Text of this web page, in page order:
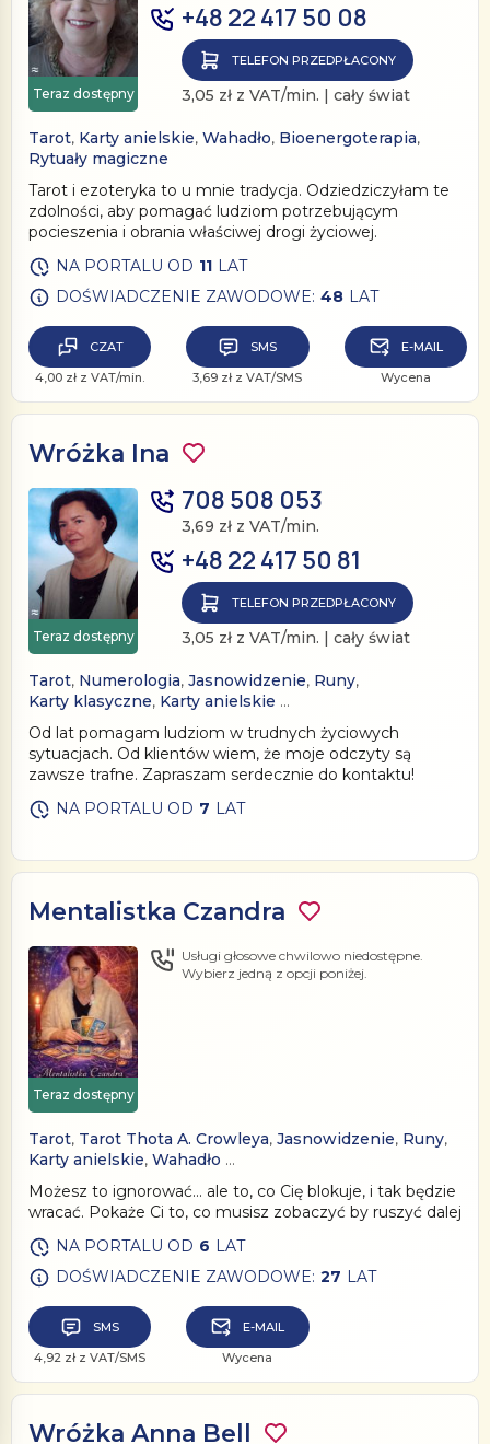
Teraz dostępny
+48 22 417 50 08
TELEFON PRZEDPŁACONY
3,05 zł z VAT/min. | cały świat
CZAT
4,00 zł z VAT/min.
SMS
3,69 zł z VAT/SMS
E-MAIL
Wycena
Tarot, Karty anielskie, Wahadło, Bioenergoterapia,
Rytuały magiczne
Tarot i ezoteryka to u mnie tradycja. Odziedziczyłam te
zdolności, aby pomagać ludziom potrzebującym
pocieszenia i obrania właściwej drogi życiowej.
NA PORTALU OD 11 LAT
DOŚWIADCZENIE ZAWODOWE: 48 LAT
Wróżka Ina
Teraz dostępny
708 508 053
3,69 zł z VAT/min.
+48 22 417 50 81
TELEFON PRZEDPŁACONY
3,05 zł z VAT/min. | cały świat
Tarot, Numerologia, Jasnowidzenie, Runy,
Karty klasyczne, Karty anielskie …
Od lat pomagam ludziom w trudnych życiowych
sytuacjach. Od klientów wiem, że moje odczyty są
zawsze trafne. Zapraszam serdecznie do kontaktu!
NA PORTALU OD 7 LAT
Mentalistka Czandra
Teraz dostępny
Usługi głosowe chwilowo niedostępne.
Wybierz jedną z opcji poniżej.
SMS
4,92 zł z VAT/SMS
E-MAIL
Wycena
Tarot, Tarot Thota A. Crowleya, Jasnowidzenie, Runy,
Karty anielskie, Wahadło …
Możesz to ignorować… ale to, co Cię blokuje, i tak będzie
wracać. Pokaże Ci to, co musisz zobaczyć by ruszyć dalej
NA PORTALU OD 6 LAT
DOŚWIADCZENIE ZAWODOWE: 27 LAT
Wróżka Anna Bell